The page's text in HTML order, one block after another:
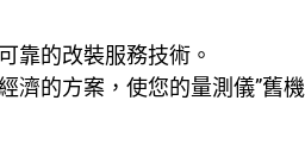
靠的改裝服務技術。
濟的方案，使您的量測儀”舊機